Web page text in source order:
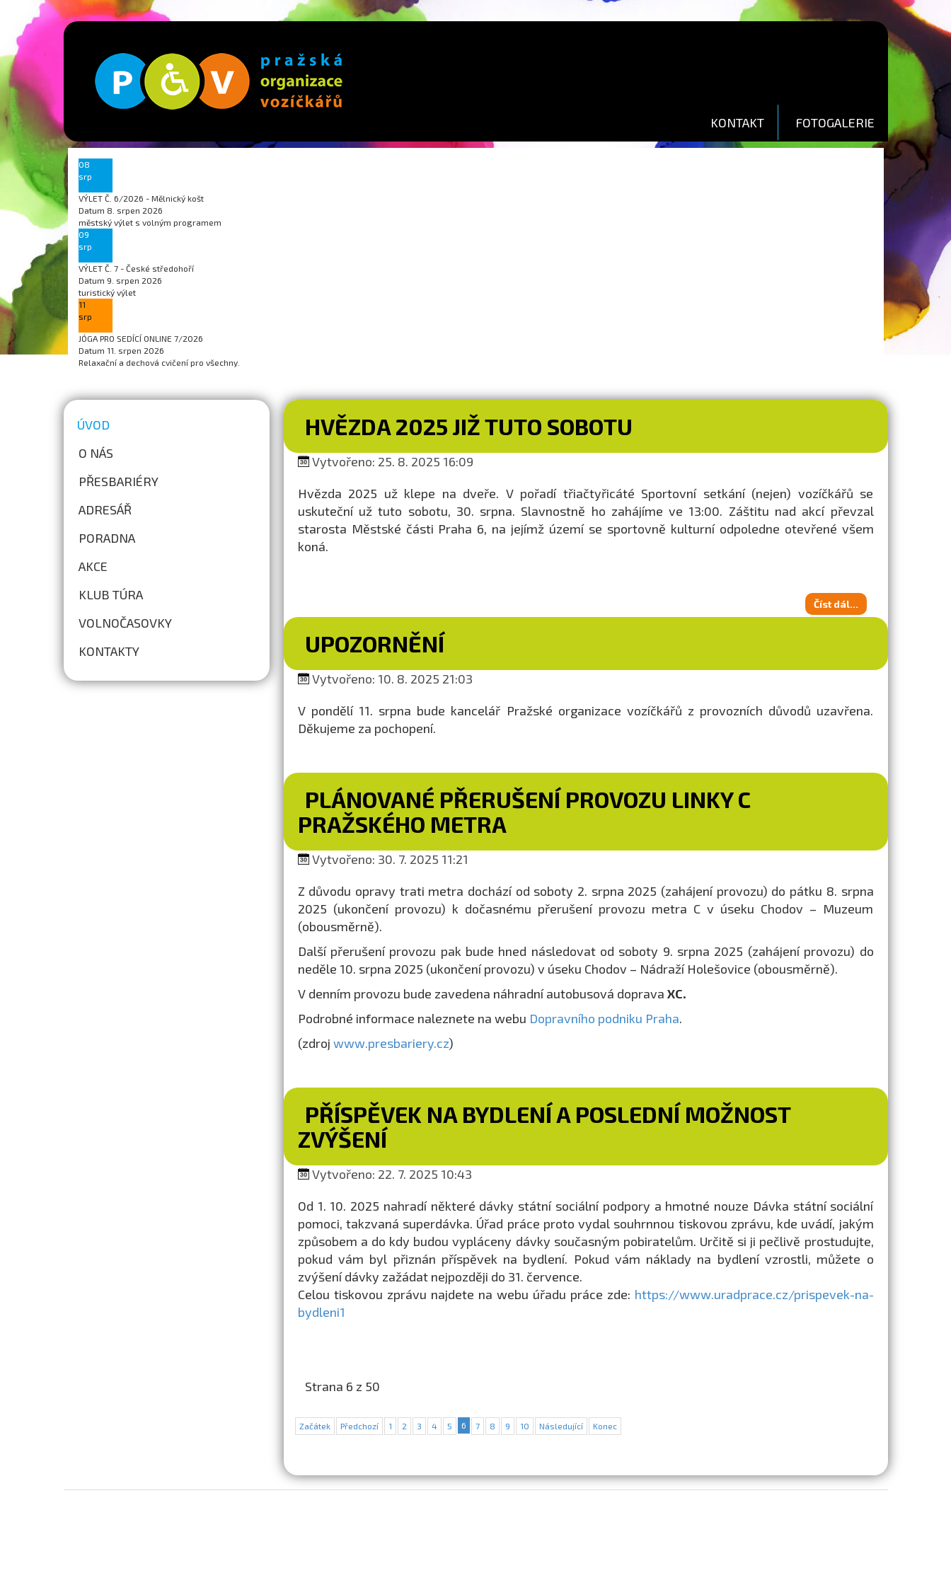
KONTAKT FOTOGALERIE
08
srp
VÝLET Č. 6/2026 - Mělnický košt
Datum 8. srpen 2026
městský výlet s volným programem
09
srp
VÝLET Č. 7 - České středohoří
Datum 9. srpen 2026
turistický výlet
11
srp
JÓGA PRO SEDÍCÍ ONLINE 7/2026
Datum 11. srpen 2026
Relaxační a dechová cvičení pro všechny.
ÚVOD
O NÁS
PŘESBARIÉRY
ADRESÁŘ
PORADNA
AKCE
KLUB TÚRA
VOLNOČASOVKY
KONTAKTY
HVĚZDA 2025 JIŽ TUTO SOBOTU
Vytvořeno: 25. 8. 2025 16:09
Hvězda 2025 už klepe na dveře. V pořadí třiačtyřicáté Sportovní setkání (nejen) vozíčkářů se
uskuteční už tuto sobotu, 30. srpna. Slavnostně ho zahájíme ve 13:00. Záštitu nad akcí převzal
starosta Městské části Praha 6, na jejímž území se sportovně kulturní odpoledne otevřené všem
koná.
Číst dál...
UPOZORNĚNÍ
Vytvořeno: 10. 8. 2025 21:03
V pondělí 11. srpna bude kancelář Pražské organizace vozíčkářů z provozních důvodů uzavřena.
Děkujeme za pochopení.
PLÁNOVANÉ PŘERUŠENÍ PROVOZU LINKY C
PRAŽSKÉHO METRA
Vytvořeno: 30. 7. 2025 11:21
Z důvodu opravy trati metra dochází od soboty 2. srpna 2025 (zahájení provozu) do pátku 8. srpna
2025 (ukončení provozu) k dočasnému přerušení provozu metra C v úseku Chodov – Muzeum
(obousměrně).
Další přerušení provozu pak bude hned následovat od soboty 9. srpna 2025 (zahájení provozu) do
neděle 10. srpna 2025 (ukončení provozu) v úseku Chodov – Nádraží Holešovice (obousměrně).
V denním provozu bude zavedena náhradní autobusová doprava XC.
Podrobné informace naleznete na webu Dopravního podniku Praha.
(zdroj www.presbariery.cz)
PŘÍSPĚVEK NA BYDLENÍ A POSLEDNÍ MOŽNOST
ZVÝŠENÍ
Vytvořeno: 22. 7. 2025 10:43
Od 1. 10. 2025 nahradí některé dávky státní sociální podpory a hmotné nouze Dávka státní sociální
pomoci, takzvaná superdávka. Úřad práce proto vydal souhrnnou tiskovou zprávu, kde uvádí, jakým
způsobem a do kdy budou vypláceny dávky současným pobiratelům. Určitě si ji pečlivě prostudujte,
pokud vám byl přiznán příspěvek na bydlení. Pokud vám náklady na bydlení vzrostli, můžete o
zvýšení dávky zažádat nejpozději do 31. července.
Celou tiskovou zprávu najdete na webu úřadu práce zde: https://www.uradprace.cz/prispevek-na-
bydleni1
Strana 6 z 50
Začátek Předchozí 1 2 3 4 5 6 7 8 9 10 Následující Konec